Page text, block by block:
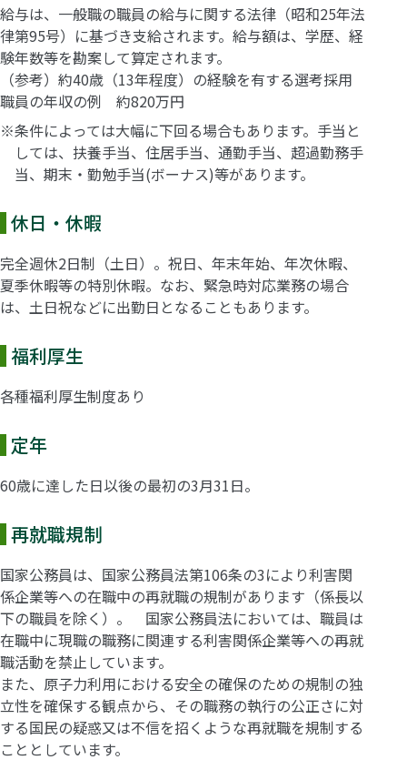
給与は、一般職の職員の給与に関する法律（昭和25年法
律第95号）に基づき支給されます。給与額は、学歴、経
験年数等を勘案して算定されます。
（参考）約40歳（13年程度）の経験を有する選考採用
職員の年収の例 約820万円
※条件によっては大幅に下回る場合もあります。手当と
しては、扶養手当、住居手当、通勤手当、超過勤務手
当、期末・勤勉手当(ボーナス)等があります。
休日・休暇
完全週休2日制（土日）。祝日、年末年始、年次休暇、
夏季休暇等の特別休暇。なお、緊急時対応業務の場合
は、土日祝などに出勤日となることもあります。
福利厚生
各種福利厚生制度あり
定年
60歳に達した日以後の最初の3月31日。
再就職規制
国家公務員は、国家公務員法第106条の3により利害関
係企業等への在職中の再就職の規制があります（係長以
下の職員を除く）。 国家公務員法においては、職員は
在職中に現職の職務に関連する利害関係企業等への再就
職活動を禁止しています。
また、原子力利用における安全の確保のための規制の独
立性を確保する観点から、その職務の執行の公正さに対
する国民の疑惑又は不信を招くような再就職を規制する
こととしています。